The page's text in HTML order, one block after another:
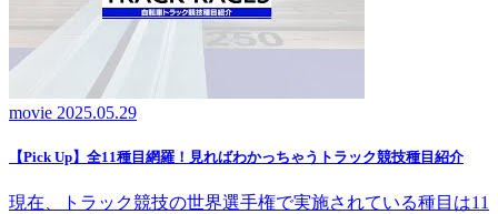
movie 2025.05.29
【Pick Up】全11種目網羅！見ればわかっちゃうトラック競技種目紹介
現在、トラック競技の世界選手権で実施されている種目は11